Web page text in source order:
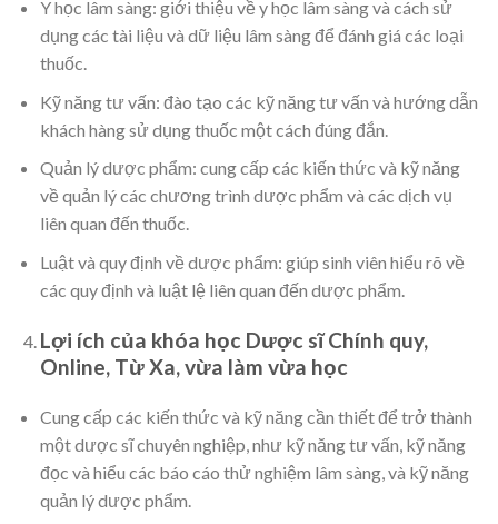
Y học lâm sàng: giới thiệu về y học lâm sàng và cách sử
dụng các tài liệu và dữ liệu lâm sàng để đánh giá các loại
thuốc.
Kỹ năng tư vấn: đào tạo các kỹ năng tư vấn và hướng dẫn
khách hàng sử dụng thuốc một cách đúng đắn.
Quản lý dược phẩm: cung cấp các kiến thức và kỹ năng
về quản lý các chương trình dược phẩm và các dịch vụ
liên quan đến thuốc.
Luật và quy định về dược phẩm: giúp sinh viên hiểu rõ về
các quy định và luật lệ liên quan đến dược phẩm.
Lợi ích của khóa học Dược sĩ Chính quy,
Online, Từ Xa, vừa làm vừa học
Cung cấp các kiến thức và kỹ năng cần thiết để trở thành
một dược sĩ chuyên nghiệp, như kỹ năng tư vấn, kỹ năng
đọc và hiểu các báo cáo thử nghiệm lâm sàng, và kỹ năng
quản lý dược phẩm.